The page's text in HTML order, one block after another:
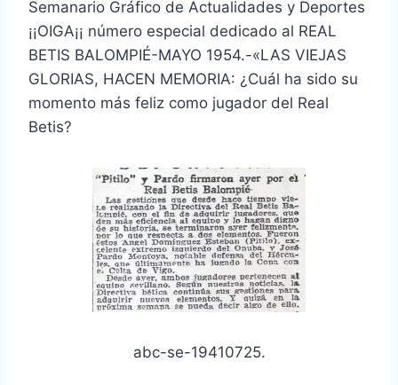
Semanario Gráfico de Actualidades y Deportes
¡¡OIGA¡¡ número especial dedicado al REAL
BETIS BALOMPIÉ-MAYO 1954.-«LAS VIEJAS
GLORIAS, HACEN MEMORIA: ¿Cuál ha sido su
momento más feliz como jugador del Real
Betis?
abc-se-19410725.